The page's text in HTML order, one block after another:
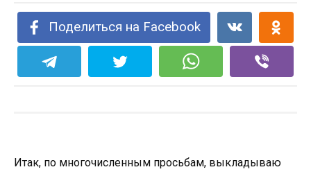
Поделиться на Facebook
Итак, по многочисленным просьбам, выкладываю